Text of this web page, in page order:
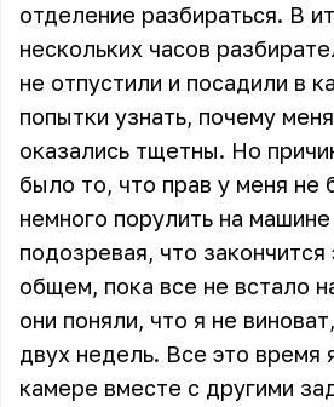
отделение разбираться. В
нескольких часов
не отпустили и посадили в
попытки узнать, почему
оказались тщетны. Но
было то, что прав у меня не
немного порулить на
подозревая, что закончится
общем, пока все не встало
они поняли, что я не
двух недель. Все это время
камере вместе с другими